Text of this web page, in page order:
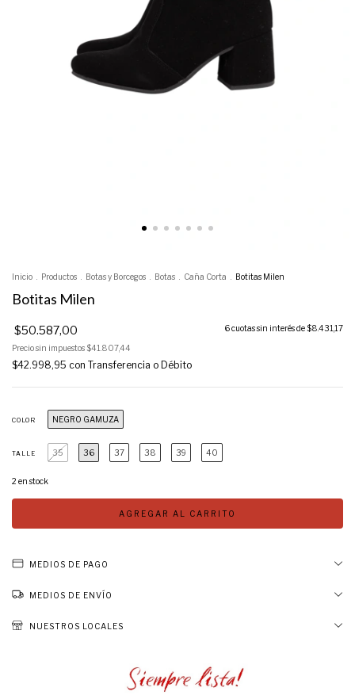
Inicio Productos Botas y Borcegos Botas Caña Corta Botitas Milen
Botitas Milen
$50.587,00 6cuotas sin interés de$8.431,17
Precio sin impuestos$41.807,44
$42.998,95 con Transferencia o Débito
COLOR NEGRO GAMUZA
TALLE 35 36 37 38 39 40
2 en stock
MEDIOS DE PAGO
MEDIOS DE ENVÍO
NUESTROS LOCALES